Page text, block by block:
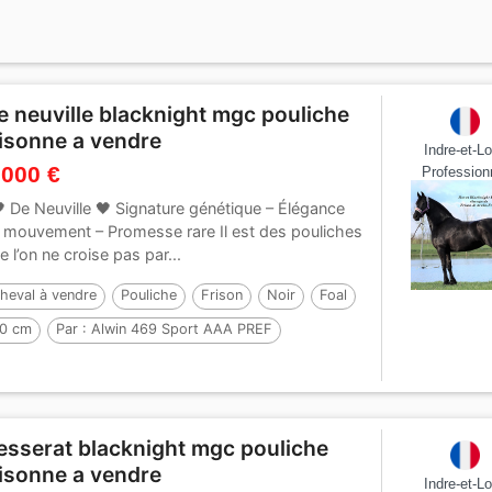
neuville blacknight mgc pouliche
a vendre
€
Neuville 🖤 Signature génétique – Élégance
mouvement – Promesse rare Il est des pouliches
l’on ne croise pas par...
à vendre Pouliche Frison Noir Foal
cm Par : Alwin 469 Sport AAA PREF
Indre-et-
blacknight mgc pouliche
a vendre
Indre-et-